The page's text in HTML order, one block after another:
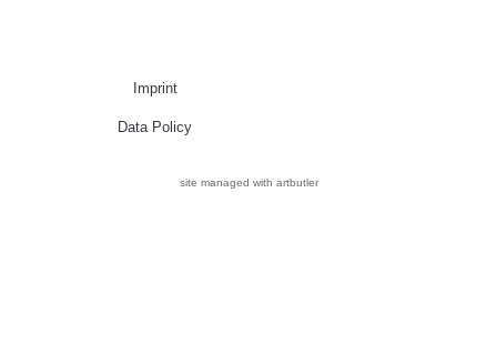
Imprint
Data Policy
site managed with artbutler